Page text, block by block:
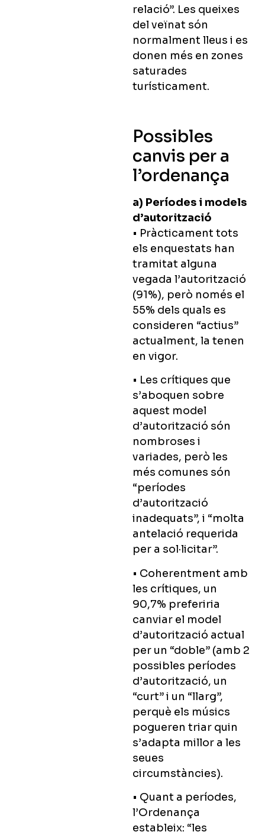
relació”. Les queixes
del veïnat són
normalment lleus i es
donen més en zones
saturades
turísticament.
Possibles
canvis per a
l’ordenança
a) Períodes i models
d’autorització
• Pràcticament tots
els enquestats han
tramitat alguna
vegada l’autorització
(91%), però només el
55% dels quals es
consideren “actius”
actualment, la tenen
en vigor.
• Les crítiques que
s’aboquen sobre
aquest model
d’autorització són
nombroses i
variades, però les
més comunes són
“períodes
d’autorització
inadequats”, i “molta
antelació requerida
per a sol·licitar”.
• Coherentment amb
les crítiques, un
90,7% preferiria
canviar el model
d’autorització actual
per un “doble” (amb 2
possibles períodes
d’autorització, un
“curt” i un “llarg”,
perquè els músics
pogueren triar quin
s’adapta millor a les
seues
circumstàncies).
• Quant a períodes,
l’Ordenança
estableix: “les